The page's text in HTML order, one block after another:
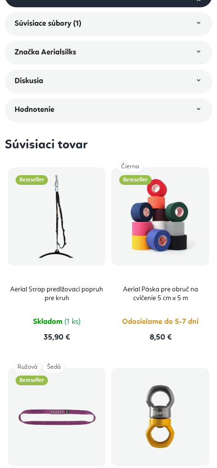
Súvisiace súbory (1)
Značka Aerialsilks
Diskusia
Hodnotenie
Súvisiaci tovar
Bestseller
Aerial Strap predlžovací popruh
pre kruh
Skladom (1 ks)
35,90 €
Bestseller
Aerial Páska pre obruč na
cvičenie 5 cm x 5 m
Odosielame do 5-7 dní
8,50 €
Čierna
Bestseller
Ružová Šedá